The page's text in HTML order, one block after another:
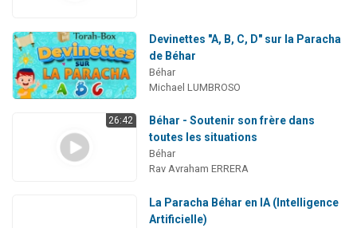
Devinettes "A, B, C, D" sur la Paracha
de Béhar
Béhar
Michael LUMBROSO
26:42
Béhar - Soutenir son frère dans
toutes les situations
Béhar
Rav Avraham ERRERA
La Paracha Béhar en IA (Intelligence
Artificielle)